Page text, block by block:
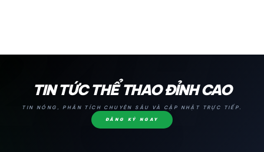
TIN TỨC THỂ THAO ĐỈNH CAO
TIN NÓNG, PHÂN TÍCH CHUYÊN SÂU VÀ CẬP NHẬT TRỰC TIẾP.
ĐĂNG KÝ NGAY